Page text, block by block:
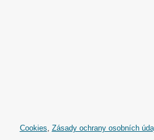
Cookies, Zásady ochrany osobních